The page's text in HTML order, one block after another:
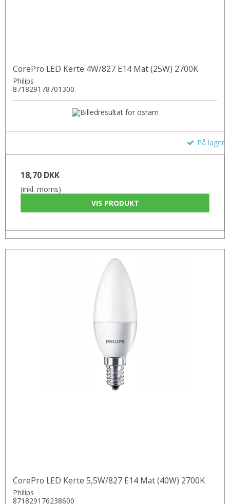
CorePro LED Kerte 4W/827 E14 Mat (25W) 2700K
Philips
871829178701300
På lager
18,70 DKK
(inkl. moms)
VIS PRODUKT
CorePro LED Kerte 5,5W/827 E14 Mat (40W) 2700K
Philips
871829176238600